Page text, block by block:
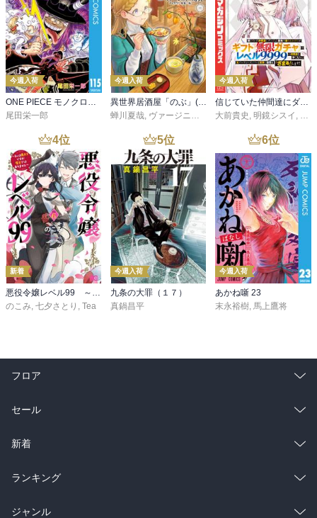
今週入荷
尾田栄一郎
今週入荷
蝉川夏哉 ヴァージニア二等兵 ,転
今週入荷
大前貴史 明鏡シスイ
4位
新着
悪役令嬢レベル99 ～私は裏ボスですが魔王ではありません～ その６
のこみ, 七夕さとり , Tea
5位
今週入荷
九条の大罪（１７）
真鍋昌平
6位
今週入荷
あかね噺 23
末永裕樹, 馬上鷹将
フロア
総合
ラノベ
雑誌・グラビア
BL・TL
セール
総合
ラノベ
雑誌・グラビア
新着
総合
ラノベ
ランキング
総合
ジャンル